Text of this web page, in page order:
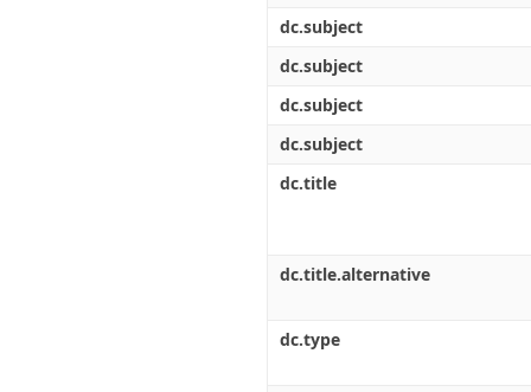
dc.subject
dc.subject
dc.subject
dc.subject
dc.title
dc.title.alternative
dc.type